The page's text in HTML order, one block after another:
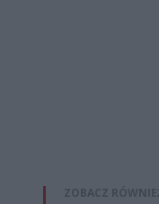
ZOBACZ